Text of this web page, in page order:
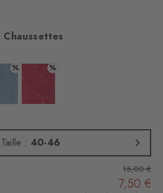
Chaussettes
%
%
Taille : 40-46
15,00 €
7,50 €